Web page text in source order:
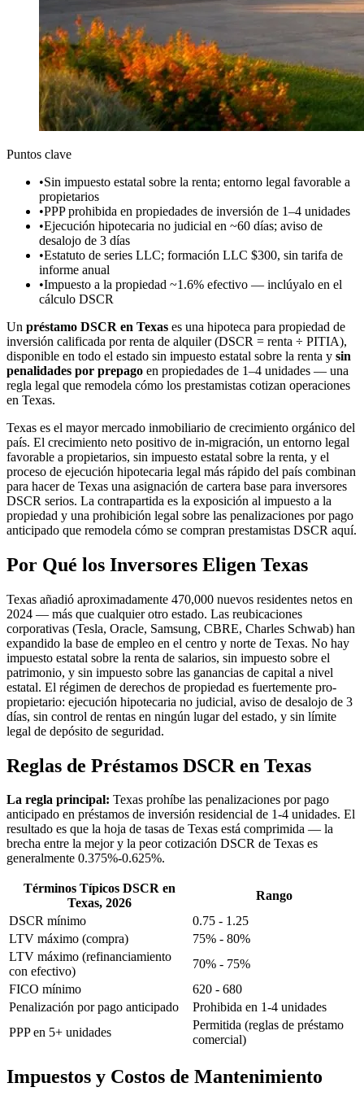
Puntos clave
•Sin impuesto estatal sobre la renta; entorno legal favorable a
propietarios
•PPP prohibida en propiedades de inversión de 1–4 unidades
•Ejecución hipotecaria no judicial en ~60 días; aviso de
desalojo de 3 días
•Estatuto de series LLC; formación LLC $300, sin tarifa de
informe anual
•Impuesto a la propiedad ~1.6% efectivo — inclúyalo en el
cálculo DSCR
Un préstamo DSCR en Texas es una hipoteca para propiedad de
inversión calificada por renta de alquiler (DSCR = renta ÷ PITIA),
disponible en todo el estado sin impuesto estatal sobre la renta y sin
penalidades por prepago en propiedades de 1–4 unidades — una
regla legal que remodela cómo los prestamistas cotizan operaciones
en Texas.
Texas es el mayor mercado inmobiliario de crecimiento orgánico del
país. El crecimiento neto positivo de in-migración, un entorno legal
favorable a propietarios, sin impuesto estatal sobre la renta, y el
proceso de ejecución hipotecaria legal más rápido del país combinan
para hacer de Texas una asignación de cartera base para inversores
DSCR serios. La contrapartida es la exposición al impuesto a la
propiedad y una prohibición legal sobre las penalizaciones por pago
anticipado que remodela cómo se compran prestamistas DSCR aquí.
Por Qué los Inversores Eligen Texas
Texas añadió aproximadamente 470,000 nuevos residentes netos en
2024 — más que cualquier otro estado. Las reubicaciones
corporativas (Tesla, Oracle, Samsung, CBRE, Charles Schwab) han
expandido la base de empleo en el centro y norte de Texas. No hay
impuesto estatal sobre la renta de salarios, sin impuesto sobre el
patrimonio, y sin impuesto sobre las ganancias de capital a nivel
estatal. El régimen de derechos de propiedad es fuertemente pro-
propietario: ejecución hipotecaria no judicial, aviso de desalojo de 3
días, sin control de rentas en ningún lugar del estado, y sin límite
legal de depósito de seguridad.
Reglas de Préstamos DSCR en Texas
La regla principal: Texas prohíbe las penalizaciones por pago
anticipado en préstamos de inversión residencial de 1-4 unidades. El
resultado es que la hoja de tasas de Texas está comprimida — la
brecha entre la mejor y la peor cotización DSCR de Texas es
generalmente 0.375%-0.625%.
Términos Típicos DSCR en
Texas, 2026
Rango
DSCR mínimo
0.75 - 1.25
LTV máximo (compra)
75% - 80%
LTV máximo (refinanciamiento
con efectivo)
70% - 75%
FICO mínimo
620 - 680
Penalización por pago anticipado
Prohibida en 1-4 unidades
PPP en 5+ unidades
Permitida (reglas de préstamo
comercial)
Impuestos y Costos de Mantenimiento